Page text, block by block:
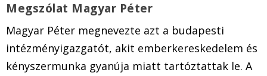
Megszólat Magyar Péter
Magyar Péter megnevezte azt a budapesti
intézményigazgatót, akit emberkereskedelem és
kényszermunka gyanúja miatt tartóztattak le. A